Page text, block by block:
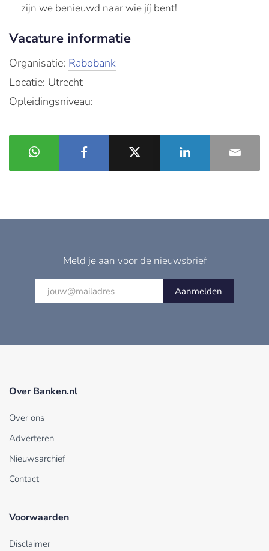
zijn we benieuwd naar wie jíj bent!
Vacature informatie
Organisatie: Rabobank
Locatie: Utrecht
Opleidingsniveau:
Meld je aan voor de nieuwsbrief
Aanmelden
Over Banken.nl
Over ons
Adverteren
Nieuwsarchief
Contact
Voorwaarden
Disclaimer